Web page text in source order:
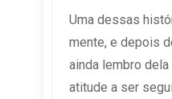
Uma dessas
mente, e depois
ainda lembro
atitude a ser